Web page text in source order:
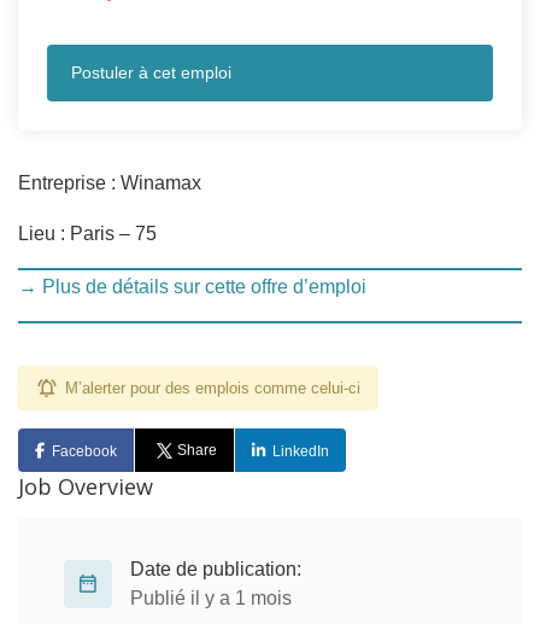
Postuler à cet emploi
Entreprise : Winamax
Lieu : Paris – 75
→ Plus de détails sur cette offre d’emploi
M’alerter pour des emplois comme celui-ci
Facebook Share LinkedIn
Job Overview
Date de publication:
Publié il y a 1 mois